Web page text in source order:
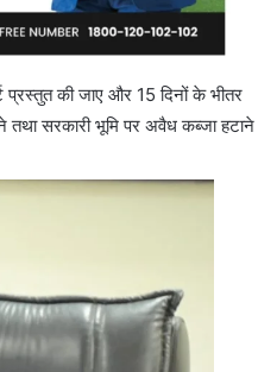
प्रस्तुत की जाए और 15 दिनों के भीतर
तथा सरकारी भूमि पर अवैध कब्जा हटाने